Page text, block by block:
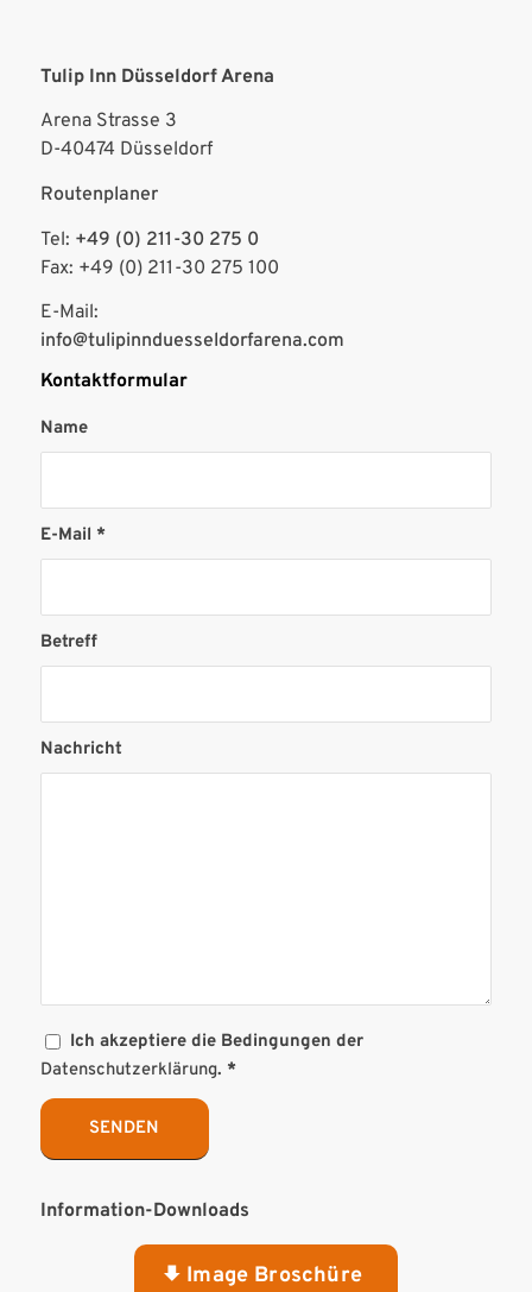
Tulip Inn Düsseldorf Arena
Arena Strasse 3
D-40474 Düsseldorf
Routenplaner
Tel: +49 (0) 211-30 275 0
Fax: +49 (0) 211-30 275 100
E-Mail:
info@tulipinnduesseldorfarena.com
Kontaktformular
Name
E-Mail *
Betreff
Nachricht
Ich akzeptiere die Bedingungen der
Datenschutzerklärung. *
Information-Downloads
Image Broschüre